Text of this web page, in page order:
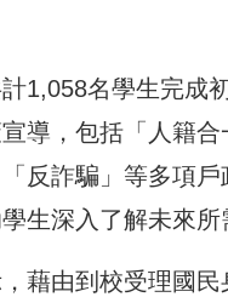
1,058名學生完成
導，包括「人籍
反詐騙」等多項
生深入了解未來所
藉由到校受理國